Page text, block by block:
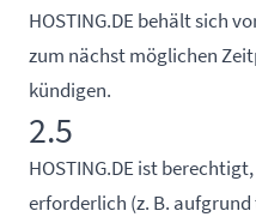
HOSTING.DE behält sich
zum nächst möglichen
kündigen.
2.5
HOSTING.DE ist
erforderlich (z. B.